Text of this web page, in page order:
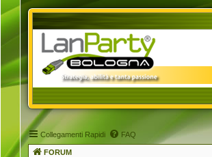
Collegamenti Rapidi FAQ
FORUM